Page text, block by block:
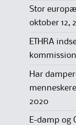
Stor
oktober 12,
ETHRA
Har
2020
E-damp og